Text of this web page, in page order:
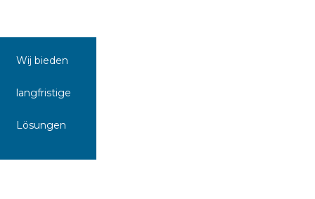
Wij bieden
langfristige
Lösungen